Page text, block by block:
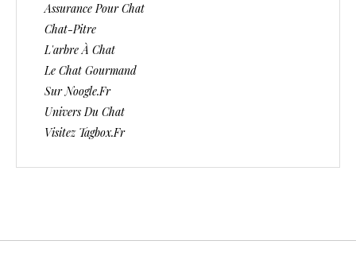
Assurance Pour Chat
Chat-Pitre
L'arbre À Chat
Le Chat Gourmand
Sur Noogle.fr
Univers Du Chat
Visitez Tagbox.fr